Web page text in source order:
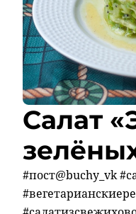
Салат
#пост@buchy_vk